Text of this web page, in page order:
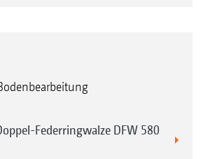
Federringwalze DFW 580